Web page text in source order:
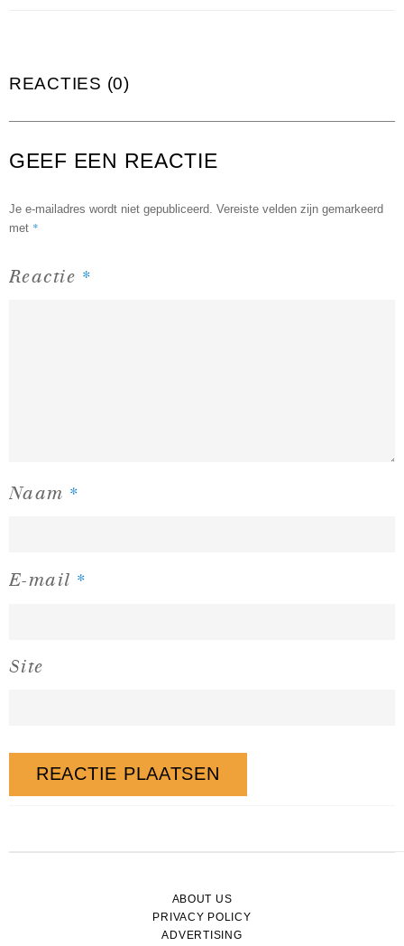
REACTIES (0)
GEEF EEN REACTIE
Je e-mailadres wordt niet gepubliceerd. Vereiste velden zijn gemarkeerd
met *
Reactie *
Naam *
E-mail *
Site
ABOUT US
PRIVACY POLICY
ADVERTISING